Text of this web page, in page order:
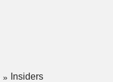
Insiders